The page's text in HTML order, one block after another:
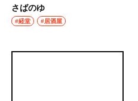
さばのゆ
#経堂 #居酒屋